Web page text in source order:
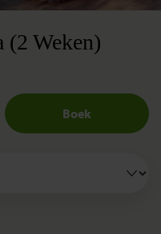
(2 Weken)
Boek